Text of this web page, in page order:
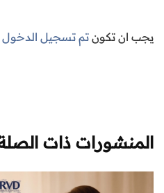
يجب ان تكون تم تسجيل الدخول
المنشورات ذات